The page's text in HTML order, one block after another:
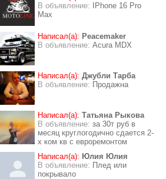
В объявление:
IPhone 16 Pro
Max
Написал(а): Peacemaker
В объявление: Acura MDX
Написал(а): Джубли Тарба
В объявление: Продажна
Написал(а): Татьяна Рыкова
В объявление: за 30т руб в
месяц круглогодично сдается 2-
х ком кв с евроремонтом
Написал(а): Юлия Юлия
В объявление: Плед или
покрывало